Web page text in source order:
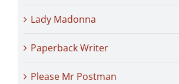
Lady Madonna
Paperback Writer
Please Mr Postman